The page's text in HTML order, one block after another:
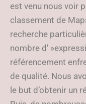
est venu nous voir
classement de
recherche
nombre d'
référencement
de qualité. Nous
le but d’obtenir un